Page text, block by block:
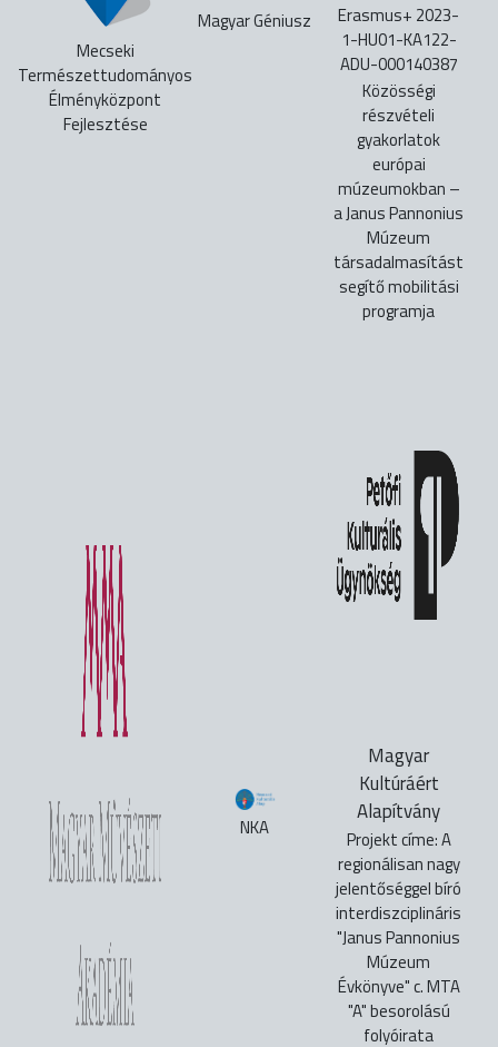
Mecseki
Természettudományos
Élményközpont
Fejlesztése
Magyar Géniusz
Erasmus+ 2023-
1-HU01-KA122-
ADU-000140387
Közösségi
részvételi
gyakorlatok
európai
múzeumokban –
a Janus Pannonius
Múzeum
társadalmasítást
segítő mobilitási
programja
NKA
Magyar
Kultúráért
Alapítvány
Projekt címe: A
regionálisan nagy
jelentőséggel bíró
interdiszciplináris
"Janus Pannonius
Múzeum
Évkönyve" c. MTA
"A" besorolású
folyóirata